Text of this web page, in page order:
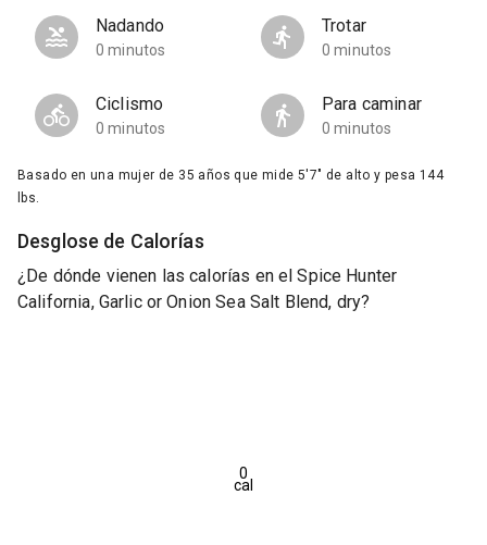
Nadando
0 minutos
Trotar
0 minutos
Ciclismo
0 minutos
Para caminar
0 minutos
Basado en una mujer de 35 años que mide 5'7" de alto y pesa 144
lbs.
Desglose de Calorías
¿De dónde vienen las calorías en el Spice Hunter
California, Garlic or Onion Sea Salt Blend, dry?
0
cal